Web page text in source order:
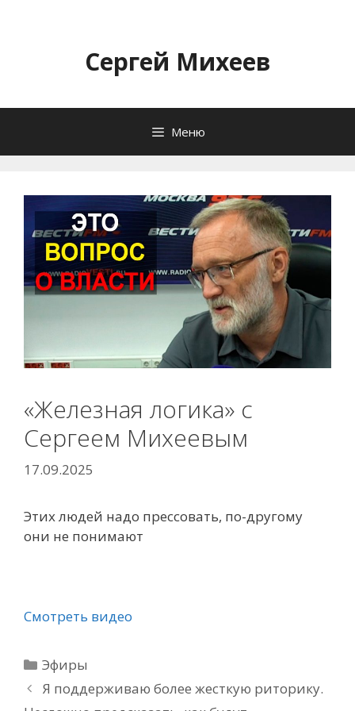
содержимомуСергей Михеев
Меню
«Железная логика» с
Сергеем Михеевым
17.09.2025
Этих людей надо прессовать, по-другому
они не понимают
Смотреть видео
Рубрики
Эфиры
Я поддерживаю более жесткую риторику.